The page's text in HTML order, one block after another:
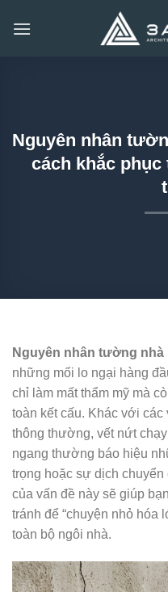
qua
Nguyên nhân
cách khắc phục
Nguyên nhân tường
những mối lo ngại hàng
chỉ làm mất thẩm mỹ mà
toàn kết cấu. Khác với
thông thường, vết nứt
ngang thường báo hiệu
trọng hoặc sự dịch
của vấn đề này sẽ giúp
tránh để “chuyện nhỏ hóa
toàn bộ ngôi nhà.